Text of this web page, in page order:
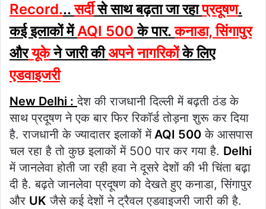
Record...सर्दीसे साथ बढ़ता जा रहाप्रदूषण.
कई इलाकों मेंAQI 500 के पार.कनाडा, सिंगापुर
औरयूकेने जारी कीअपने नागरिकोंके लिए
एडवाइजरी
New Delhi : देश की राजधानी दिल्ली में बढ़ती ठंड के
साथ प्रदूषण ने एक बार फिर रिकॉर्ड तोड़ना शुरू कर दिया
है. राजधानी के ज्यादातर इलाकों मेंAQI 500 के आसपास
चल रहा है तो कुछ इलाकों में 500 पार कर गया है. Delhi
में जानलेवा होती जा रही हवा ने दूसरे देशों की भी चिंता बढ़ा
दी है. बढ़ते जानलेवा प्रदूषण को देखते हुए कनाडा, सिंगापुर
और UK जैसे कई देशों ने ट्रैवल एडवाइजरी जारी की है.